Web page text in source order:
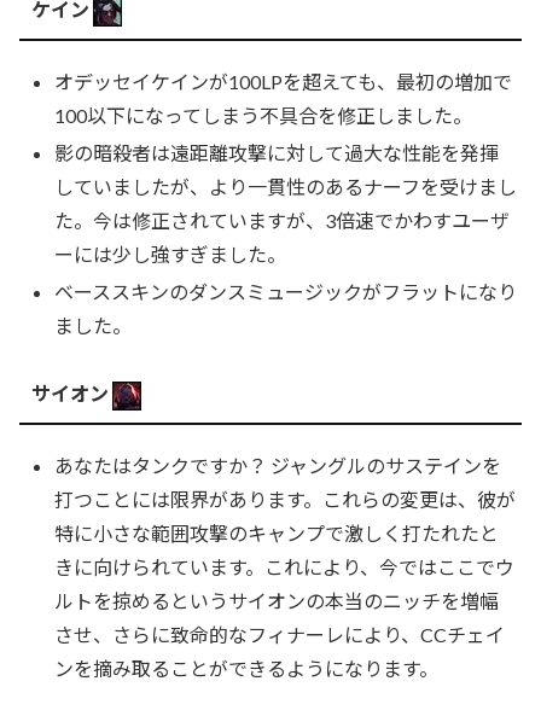
ケイン
オデッセイケインが100LPを超えても、最初の増加で
100以下になってしまう不具合を修正しました。
影の暗殺者は遠距離攻撃に対して過大な性能を発揮
していましたが、より一貫性のあるナーフを受けまし
た。今は修正されていますが、3倍速でかわすユーザ
ーには少し強すぎました。
ベーススキンのダンスミュージックがフラットになり
ました。
サイオン
あなたはタンクですか？ ジャングルのサステインを
打つことには限界があります。これらの変更は、彼が
特に小さな範囲攻撃のキャンプで激しく打たれたと
きに向けられています。これにより、今ではここでウ
ルトを掠めるというサイオンの本当のニッチを増幅
させ、さらに致命的なフィナーレにより、CCチェイ
ンを摘み取ることができるようになります。